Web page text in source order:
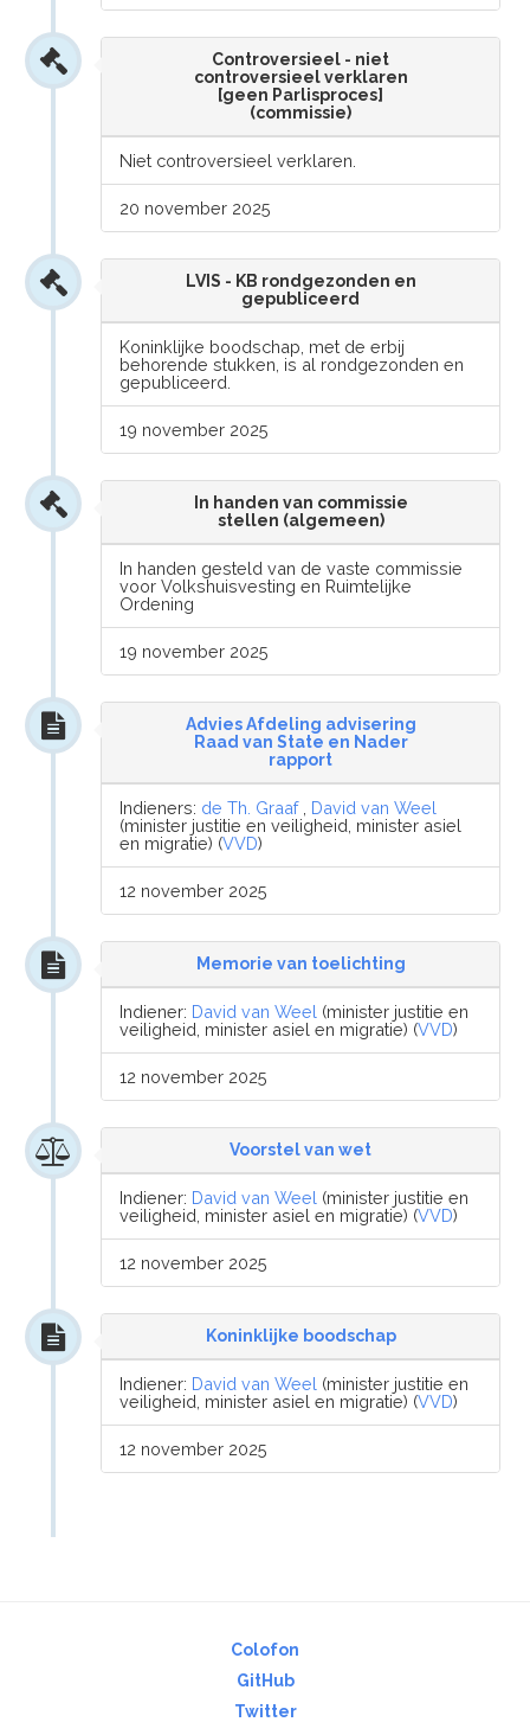
Controversieel - niet
controversieel verklaren
[geen Parlisproces]
(commissie)
Niet controversieel verklaren.
20 november 2025
LVIS - KB rondgezonden en
gepubliceerd
Koninklijke boodschap, met de erbij
behorende stukken, is al rondgezonden en
gepubliceerd.
19 november 2025
In handen van commissie
stellen (algemeen)
In handen gesteld van de vaste commissie
voor Volkshuisvesting en Ruimtelijke
Ordening
19 november 2025
Advies Afdeling advisering
Raad van State en Nader
rapport
Indieners: de Th. Graaf, David van Weel
(minister justitie en veiligheid, minister asiel
en migratie) (VVD)
12 november 2025
Memorie van toelichting
Indiener: David van Weel (minister justitie en
veiligheid, minister asiel en migratie) (VVD)
12 november 2025
Voorstel van wet
Indiener: David van Weel (minister justitie en
veiligheid, minister asiel en migratie) (VVD)
12 november 2025
Koninklijke boodschap
Indiener: David van Weel (minister justitie en
veiligheid, minister asiel en migratie) (VVD)
12 november 2025
Colofon
GitHub
Twitter